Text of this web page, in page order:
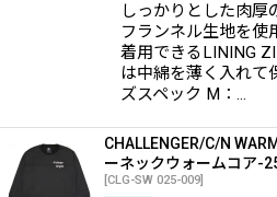
しっかりとした肉厚
フランネル生地を使
着用できるLINING
は中綿を薄く入れて
ズスペック M：…
CHALLENGER/C/N
ーネックウォームコア-
[CLG-SW 025-009]